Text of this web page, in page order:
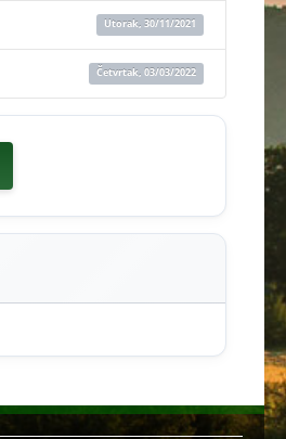
Utorak, 30/11/2021
Četvrtak, 03/03/2022